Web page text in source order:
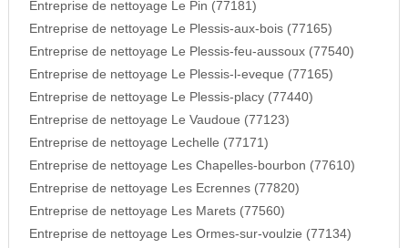
Entreprise de nettoyage Le Pin (77181)
Entreprise de nettoyage Le Plessis-aux-bois (77165)
Entreprise de nettoyage Le Plessis-feu-aussoux (77540)
Entreprise de nettoyage Le Plessis-l-eveque (77165)
Entreprise de nettoyage Le Plessis-placy (77440)
Entreprise de nettoyage Le Vaudoue (77123)
Entreprise de nettoyage Lechelle (77171)
Entreprise de nettoyage Les Chapelles-bourbon (77610)
Entreprise de nettoyage Les Ecrennes (77820)
Entreprise de nettoyage Les Marets (77560)
Entreprise de nettoyage Les Ormes-sur-voulzie (77134)